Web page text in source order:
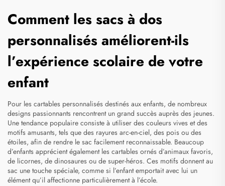
Comment les sacs à dos
personnalisés améliorent-ils
l’expérience scolaire de votre
enfant
Pour les cartables personnalisés destinés aux enfants, de nombreux
designs passionnants rencontrent un grand succès auprès des jeunes.
Une tendance populaire consiste à utiliser des couleurs vives et des
motifs amusants, tels que des rayures arc-en-ciel, des pois ou des
étoiles, afin de rendre le sac facilement reconnaissable. Beaucoup
d’enfants apprécient également les cartables ornés d’animaux favoris,
de licornes, de dinosaures ou de super-héros. Ces motifs donnent au
sac une touche spéciale, comme si l’enfant emportait avec lui un
élément qu’il affectionne particulièrement à l’école.